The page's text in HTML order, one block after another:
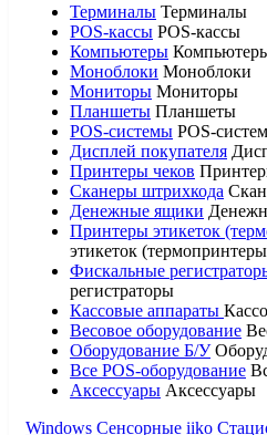
Терминалы Терминалы
POS-кассы POS-кассы
Компьютеры
Моноблоки Моноблоки
Мониторы Мониторы
Планшеты Планшеты
POS-системы POS-
Дисплей покупателя
Принтеры чеков
Сканеры штрихкода
Денежные ящики
Принтеры этикеток
этикеток
Фискальные
регистраторы
Кассовые аппараты
Весовое оборудование
Оборудование Б/У
Все POS-оборудование
Аксессуары Аксессуары
Windows Сенсорные iiko